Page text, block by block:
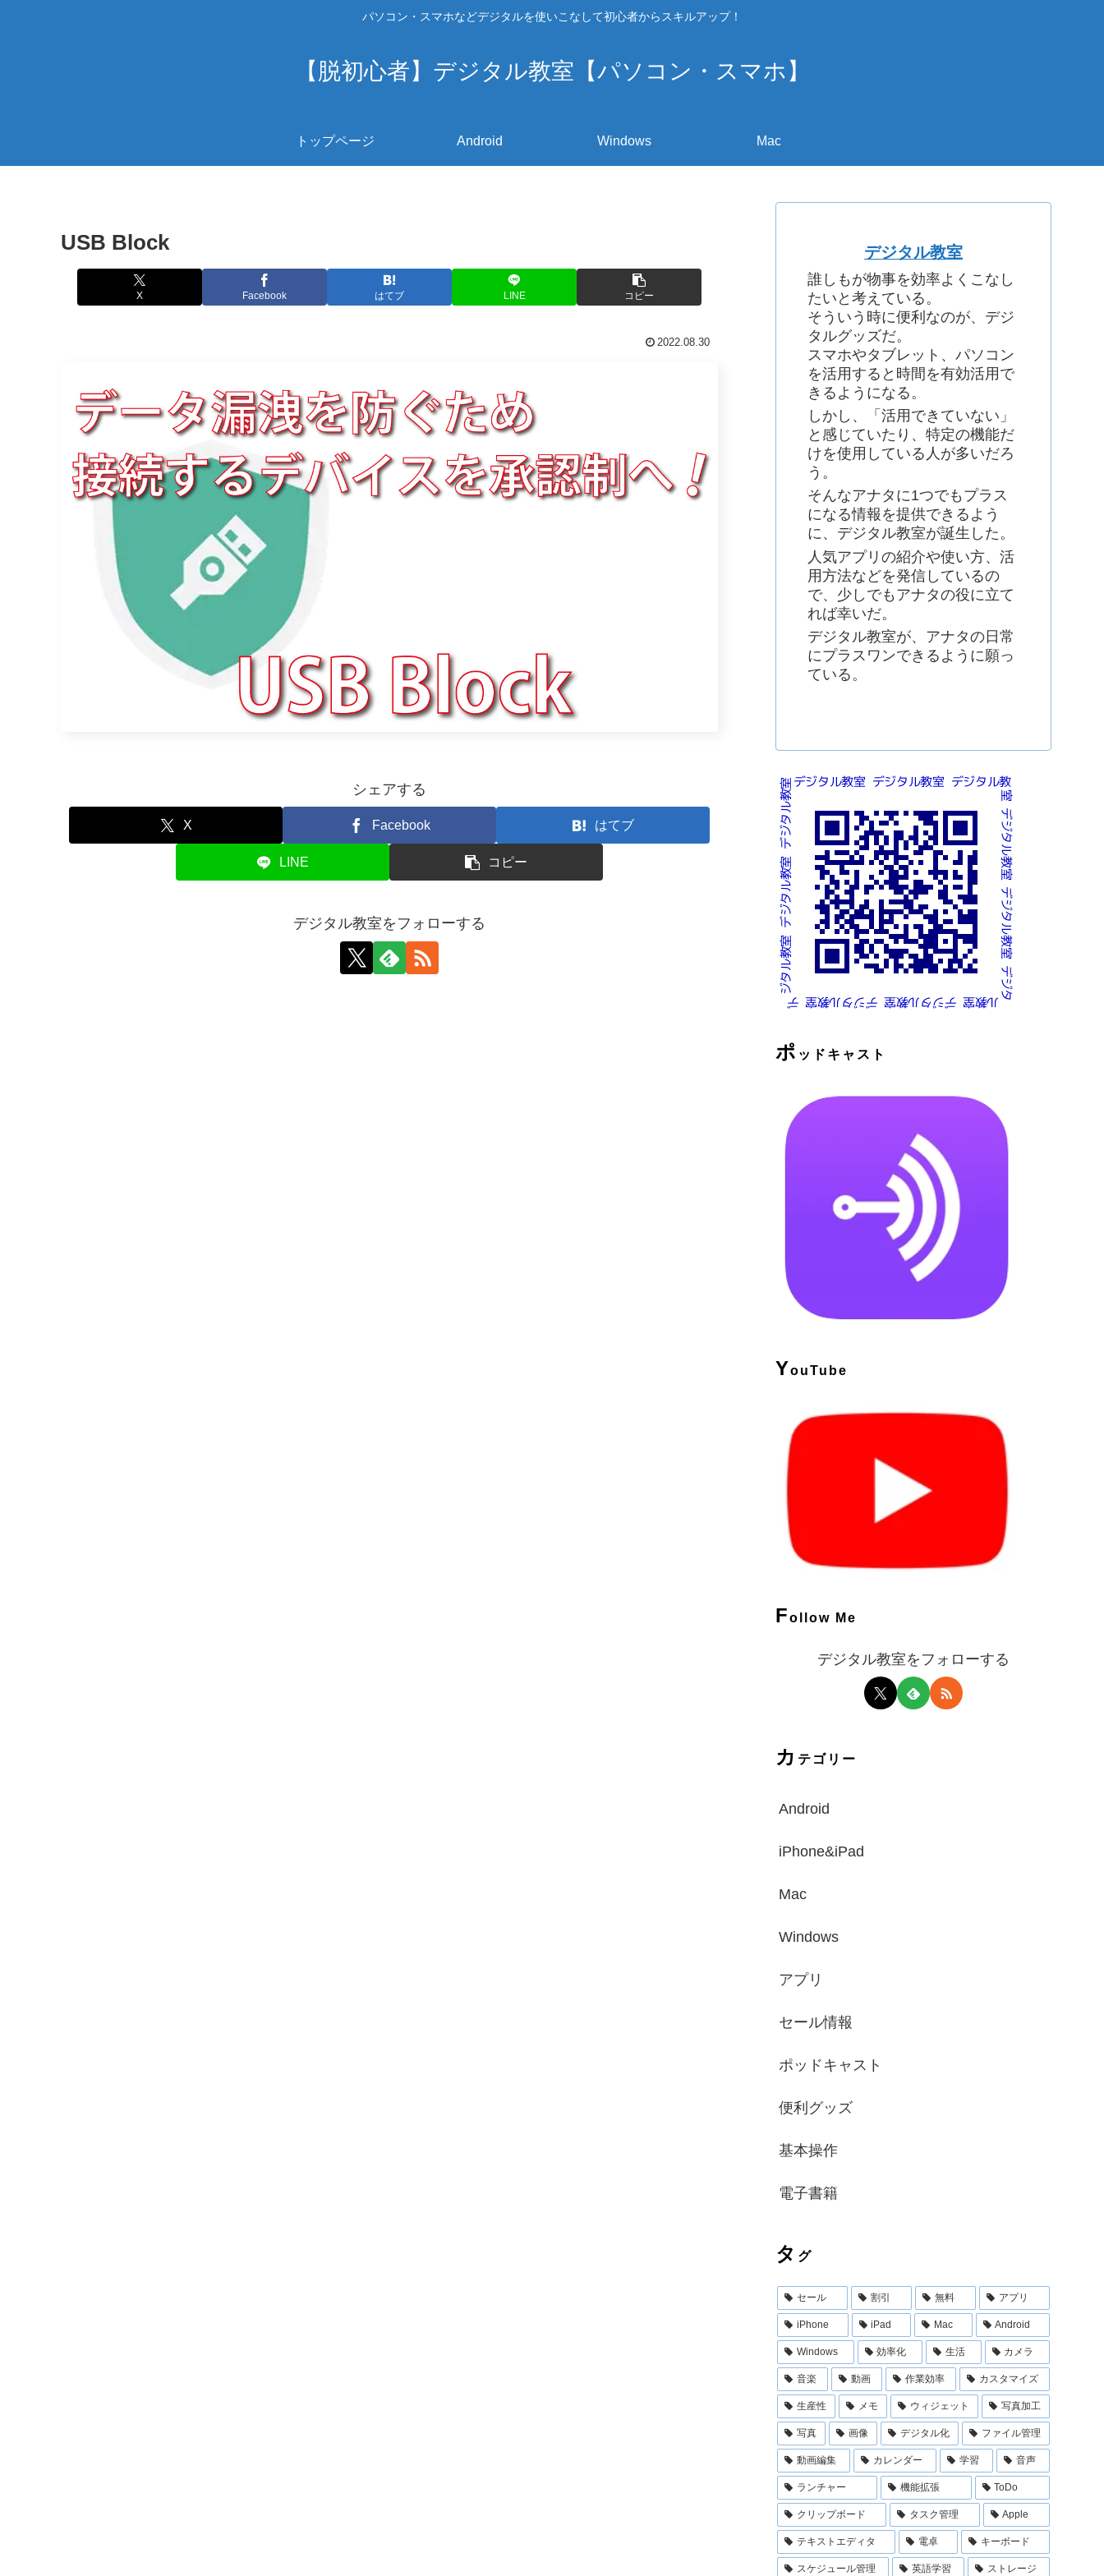
パソコン・スマホなどデジタルを使いこなして初心者からスキルアップ！
【脱初心者】デジタル教室【パソコン・スマホ】
トップページ Android Windows Mac
USB Block
X Facebook はてブ LINE コピー
2022.08.30
シェアする
X Facebook はてブ
LINE コピー
デジタル教室をフォローする
デジタル教室
誰しもが物事を効率よくこなし
たいと考えている。
そういう時に便利なのが、デジ
タルグッズだ。
スマホやタブレット、パソコン
を活用すると時間を有効活用で
きるようになる。
しかし、「活用できていない」
と感じていたり、特定の機能だ
けを使用している人が多いだろ
う。
そんなアナタに1つでもプラス
になる情報を提供できるよう
に、デジタル教室が誕生した。
人気アプリの紹介や使い方、活
用方法などを発信しているの
で、少しでもアナタの役に立て
れば幸いだ。
デジタル教室が、アナタの日常
にプラスワンできるように願っ
ている。
ポ ッドキャスト
YouTube
Follow Me
デジタル教室をフォローする
カ テゴリー
Android
iPhone&iPad
Mac
Windows
アプリ
セール情報
ポッドキャスト
便利グッズ
基本操作
電子書籍
タ グ
セール 割引 無料 アプリ
iPhone iPad Mac Android
Windows 効率化 生活 カメラ
音楽 動画 作業効率 カスタマイズ
生産性 メモ ウィジェット 写真加工
写真 画像 デジタル化 ファイル管理
動画編集 カレンダー 学習 音声
ランチャー 機能拡張 ToDo
クリップボード タスク管理 Apple
テキストエディタ 電卓 キーボード
スケジュール管理 英語学習 ストレージ